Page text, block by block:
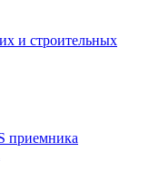
и строительных
приемника